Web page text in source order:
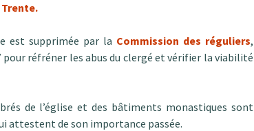
est supprimée par la Commission des réguliers,
pour réfréner les abus du clergé et vérifier la viabilité
de l’église et des bâtiments monastiques sont
attestent de son importance passée.